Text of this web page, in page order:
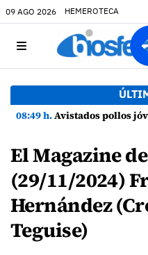
09 AGO 2026 HEMEROTECA
08:49 h.Avistados pollos jóvenes de corredor
El Magazine
(29/11/2024)
Hernández
Teguise)